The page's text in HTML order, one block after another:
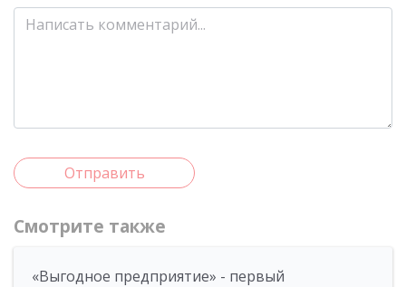
Отправить
Смотрите также
«Выгодное предприятие» - первый